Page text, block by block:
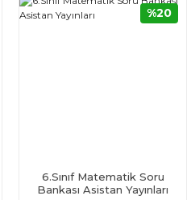
6.Sınıf Matematik Soru
Bankası Asistan Yayınları
%20